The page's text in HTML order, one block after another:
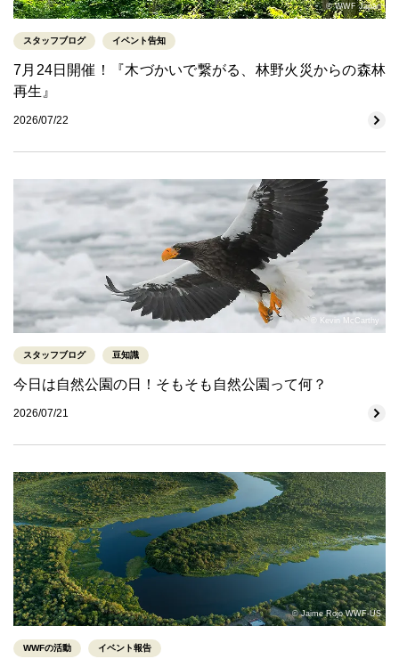
© WWF Japan
スタッフブログ イベント告知
7月24日開催！『木づかいで繋がる、林野火災からの森林
再生』
2026/07/22
© Kevin McCarthy
スタッフブログ 豆知識
今日は自然公園の日！そもそも自然公園って何？
2026/07/21
© Jaime Rojo WWF-US
WWFの活動 イベント報告